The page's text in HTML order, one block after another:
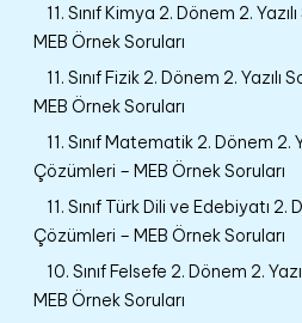
11. Sınıf Kimya 2. Dönem 2.
MEB Örnek Soruları
11. Sınıf Fizik 2. Dönem 2.
MEB Örnek Soruları
11. Sınıf Matematik 2. Dönem 2.
Çözümleri – MEB Örnek Soruları
11. Sınıf Türk Dili ve Edebiyatı 2.
Çözümleri – MEB Örnek Soruları
10. Sınıf Felsefe 2. Dönem 2.
MEB Örnek Soruları